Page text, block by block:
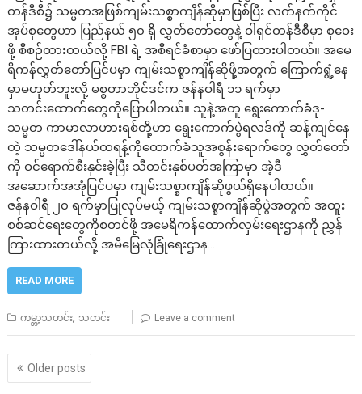
တန်ဒီစီ၌ သမ္မတအဖြစ်ကျမ်းသစ္စာကျိန်ဆိုမှာဖြစ်ပြီး လက်နက်ကိုင်
အုပ်စုတွေဟာ ပြည်နယ် ၅၀ ရှိ လွှတ်တော်တွေနဲ့ ဝါရှင်တန်ဒီစီမှာ စုဝေး
ဖို့ စီစဉ်ထားတယ်လို့ FBI ရဲ့ အစီရင်ခံစာမှာ ဖော်ပြထားပါတယ်။ အမေ
ရိကန်လွှတ်တော်ပြင်ပမှာ ကျမ်းသစ္စာကျိန်ဆိုဖို့အတွက် ကြောက်ရွံ့နေ
မှာမဟုတ်ဘူးလို့ မစ္စတာဘိုင်ဒင်က ဇန်နဝါရီ ၁၁ ရက်မှာ
သတင်းထောက်တွေကိုပြောပါတယ်။ သူနဲ့အတူ ရွေးကောက်ခံဒု-
သမ္မတ ကာမာလာဟားရစ်တို့ဟာ ရွေးကောက်ပွဲရလဒ်ကို ဆန့်ကျင်နေ
တဲ့ သမ္မတဒေါ်နယ်ထရန့်ကိုထောက်ခံသူအစွန်းရောက်တွေ လွှတ်တော်
ကို ဝင်ရောက်စီးနှင်းခဲ့ပြီး သီတင်းနှစ်ပတ်အကြာမှာ အဲ့ဒီ
အဆောက်အအုံပြင်ပမှာ ကျမ်းသစ္စာကျိန်ဆိုဖွယ်ရှိနေပါတယ်။
ဇန်နဝါရီ ၂၀ ရက်မှာပြုလုပ်မယ့် ကျမ်းသစ္စာကျိန်ဆိုပွဲအတွက် အထူး
စစ်ဆင်ရေးတွေကိုစတင်ဖို့ အမေရိကန်ထောက်လှမ်းရေးဌာနကို ညွှန်
ကြားထားတယ်လို့ အမိမြေလုံခြုံရေးဌာန…
READ MORE
ကမ္ဘာ့သတင်း, သတင်း Leave a comment
Posts
navigation
Older posts